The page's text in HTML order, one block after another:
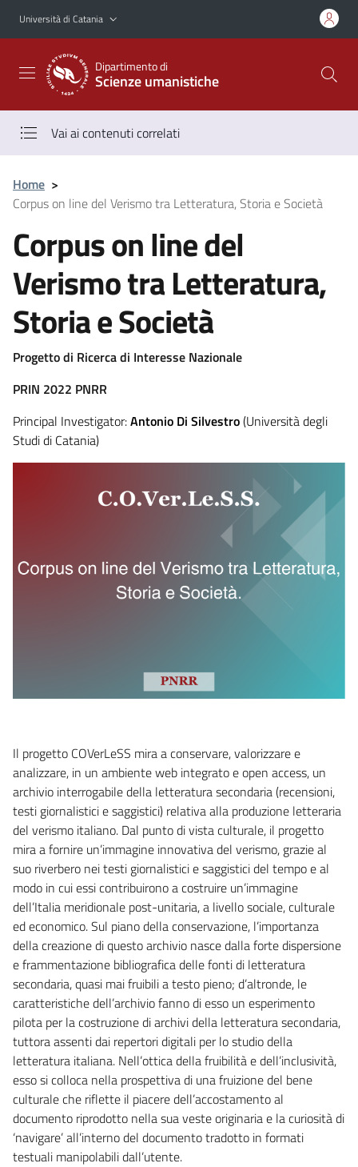
Vai al contenuto principale
Vai al menu di navigazione
Università di Catania
Dipartimento di
Scienze umanistiche
Vai ai contenuti correlati
Home >
Corpus on line del Verismo tra Letteratura, Storia e Società
Corpus on line del
Verismo tra Letteratura,
Storia e Società
Progetto di Ricerca di Interesse Nazionale
PRIN 2022 PNRR
Principal Investigator:Antonio Di Silvestro(Università degli
Studi di Catania)
Il progetto COVerLeSS mira a conservare, valorizzare e
analizzare, in un ambiente web integrato e open access, un
archivio interrogabile della letteratura secondaria (recensioni,
testi giornalistici e saggistici) relativa alla produzione letteraria
del verismo italiano. Dal punto di vista culturale, il progetto
mira a fornire un’immagine innovativa del verismo, grazie al
suo riverbero nei testi giornalistici e saggistici del tempo e al
modo in cui essi contribuirono a costruire un’immagine
dell’Italia meridionale post-unitaria, a livello sociale, culturale
ed economico. Sul piano della conservazione, l’importanza
della creazione di questo archivio nasce dalla forte dispersione
e frammentazione bibliografica delle fonti di letteratura
secondaria, quasi mai fruibili a testo pieno; d’altronde, le
caratteristiche dell’archivio fanno di esso un esperimento
pilota per la costruzione di archivi della letteratura secondaria,
tuttora assenti dai repertori digitali per lo studio della
letteratura italiana. Nell’ottica della fruibilità e dell’inclusività,
esso si colloca nella prospettiva di una fruizione del bene
culturale che riflette il piacere dell’accostamento al
documento riprodotto nella sua veste originaria e la curiosità di
‘navigare’ all’interno del documento tradotto in formati
testuali manipolabili dall’utente.